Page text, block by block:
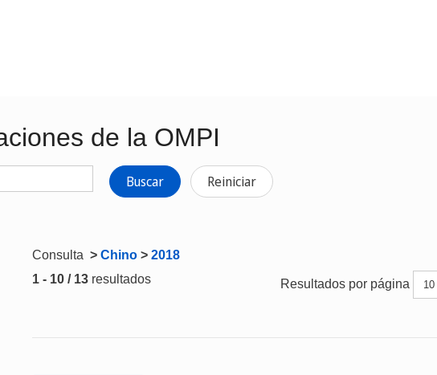
de la OMPI
Buscar Reiniciar
Consulta > Chino > 2018
1 - 10 / 13 resultados Resultados por página